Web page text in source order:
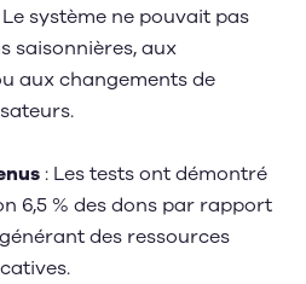
Le système ne pouvait pas
saisonnières, aux
aux changements de
: Les tests ont démontré
6,5 % des dons par rapport
des ressources